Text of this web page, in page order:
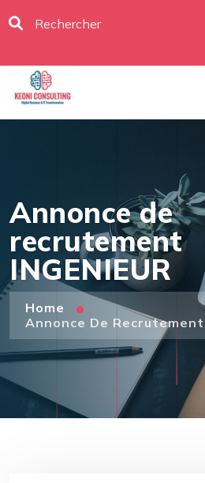
Annonce de
recrutement
INGENIEUR
Home
Annonce De Recrutement